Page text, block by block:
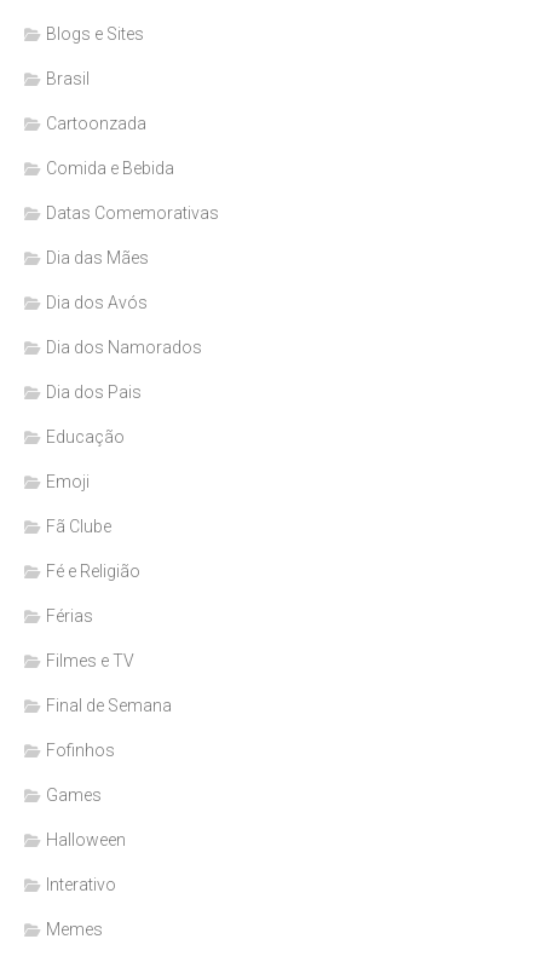
Blogs e Sites
Brasil
Cartoonzada
Comida e Bebida
Datas Comemorativas
Dia das Mães
Dia dos Avós
Dia dos Namorados
Dia dos Pais
Educação
Emoji
Fã Clube
Fé e Religião
Férias
Filmes e TV
Final de Semana
Fofinhos
Games
Halloween
Interativo
Memes